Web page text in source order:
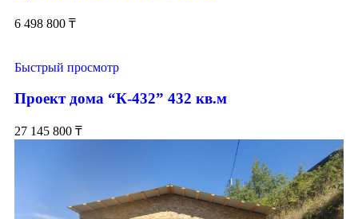
6 498 800 ₸
Быстрый просмотр
Проект дома “К-432” 432 кв.м
27 145 800 ₸